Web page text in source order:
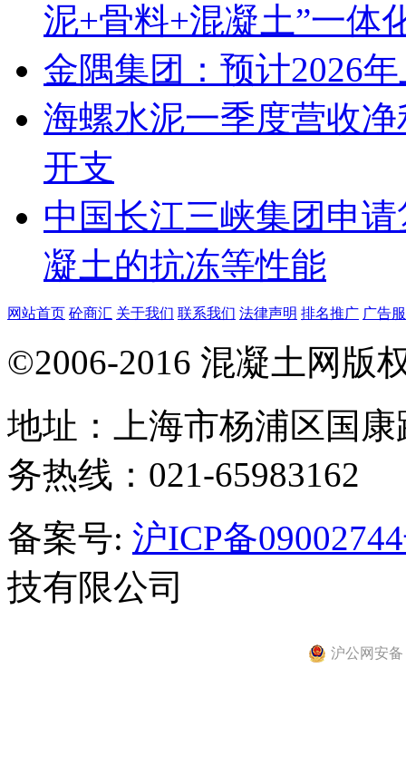
泥+骨料+混凝土”一体
金隅集团：预计2026
海螺水泥一季度营收
开支
中国长江三峡集团申
凝土的抗冻等性能
网站首页 砼商汇 关于我们 联系我们 法律声明 排名推广 广告
©2006-2016 混凝土网版
地址：上海市杨浦区国
务热线：021-65983162
备案号: 沪ICP备
技有限公司
沪公网安备